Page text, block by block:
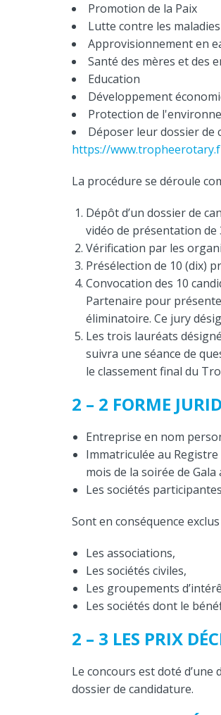
Promotion de la Paix
Lutte contre les maladies
Approvisionnement en
Santé des mères et des
Education
Développement
Protection de
Déposer leur dossier de
https://
La procédure se déroule
Dépôt d’un dossier de
vidéo de présentation
Vérification par les
Présélection de 10 (dix)
Convocation des 10
Partenaire pour
éliminatoire. Ce jury
Les trois lauréats
suivra une séance de
le classement final du
2 – 2 FORME
Entreprise en nom
Immatriculée au
mois de la soirée de
Les sociétés
Sont en conséquence
Les associations,
Les sociétés civiles,
Les groupements
Les sociétés dont le
2 – 3 LES PRIX
Le concours est doté
dossier de candidature.